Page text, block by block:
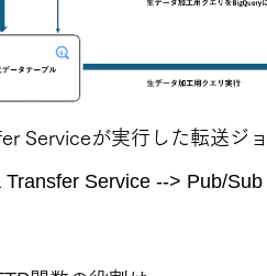
Serviceが実行した転送ジ
Transfer Service --> Pub/